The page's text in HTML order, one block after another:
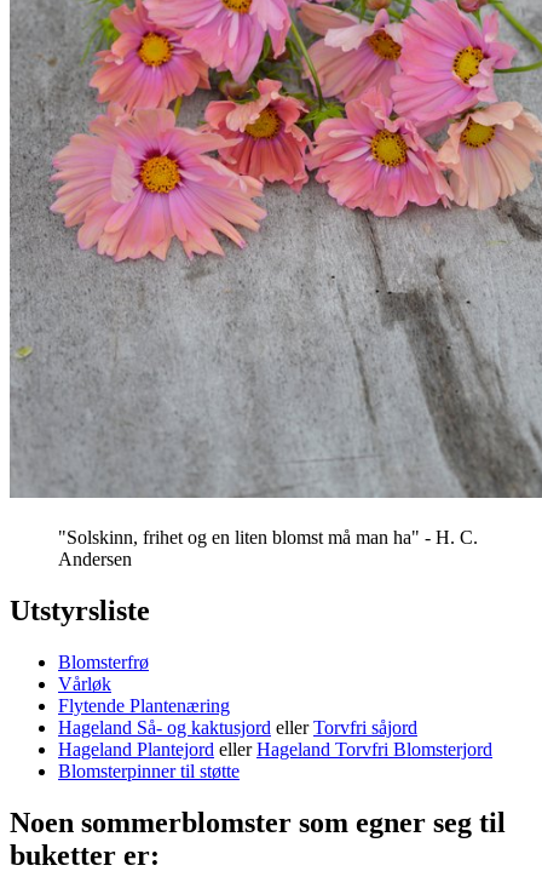
"Solskinn, frihet og en liten blomst må man ha" - H. C.
Andersen
Utstyrsliste
Blomsterfrø
Vårløk
Flytende Plantenæring
Hageland Så- og kaktusjord ellerTorvfri såjord
Hageland Plantejord ellerHageland Torvfri Blomsterjord
Blomsterpinner til støtte
Noen sommerblomster som egner seg til
buketter er: